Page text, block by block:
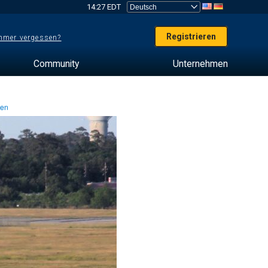
14:27 EDT
vergessen? Registrieren
Community Unternehmen